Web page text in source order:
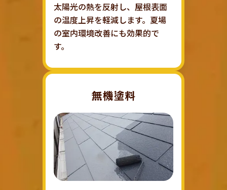
太陽光の熱を反射し、屋根表面
の温度上昇を軽減します。夏場
の室内環境改善にも効果的で
す。
無機塗料